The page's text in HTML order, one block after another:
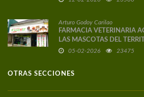
Arturo Godoy Carilao
FARMACIA VETERINARIA
LAS MASCOTAS DEL
05-02-2026 23475
OTRAS SECCIONES